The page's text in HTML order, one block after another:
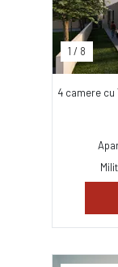
1 / 8
4 camere cu